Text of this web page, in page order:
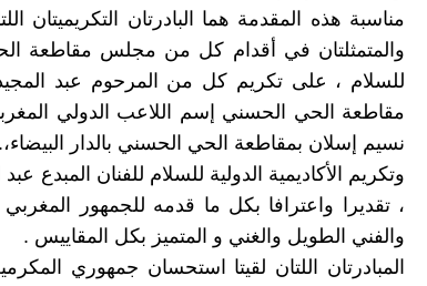
مناسبة هذه المقدمة هما البادرتان التكريميتان
والمتمثلتان في أقدام كل من مجلس مقاطعة
للسلام ، على تكريم كل من المرحوم عبد
مقاطعة الحي الحسني إسم اللاعب الدولي
نسيم إسلان بمقاطعة الحي الحسني بالدار البيضاء،.
وتكريم الأكاديمية الدولية للسلام للفنان المبدع
، تقديرا واعترافا بكل ما قدمه للجمهور
والفني الطويل والغني و المتميز بكل المقاييس .
المبادرتان اللتان لقيتا استحسان جمهوري